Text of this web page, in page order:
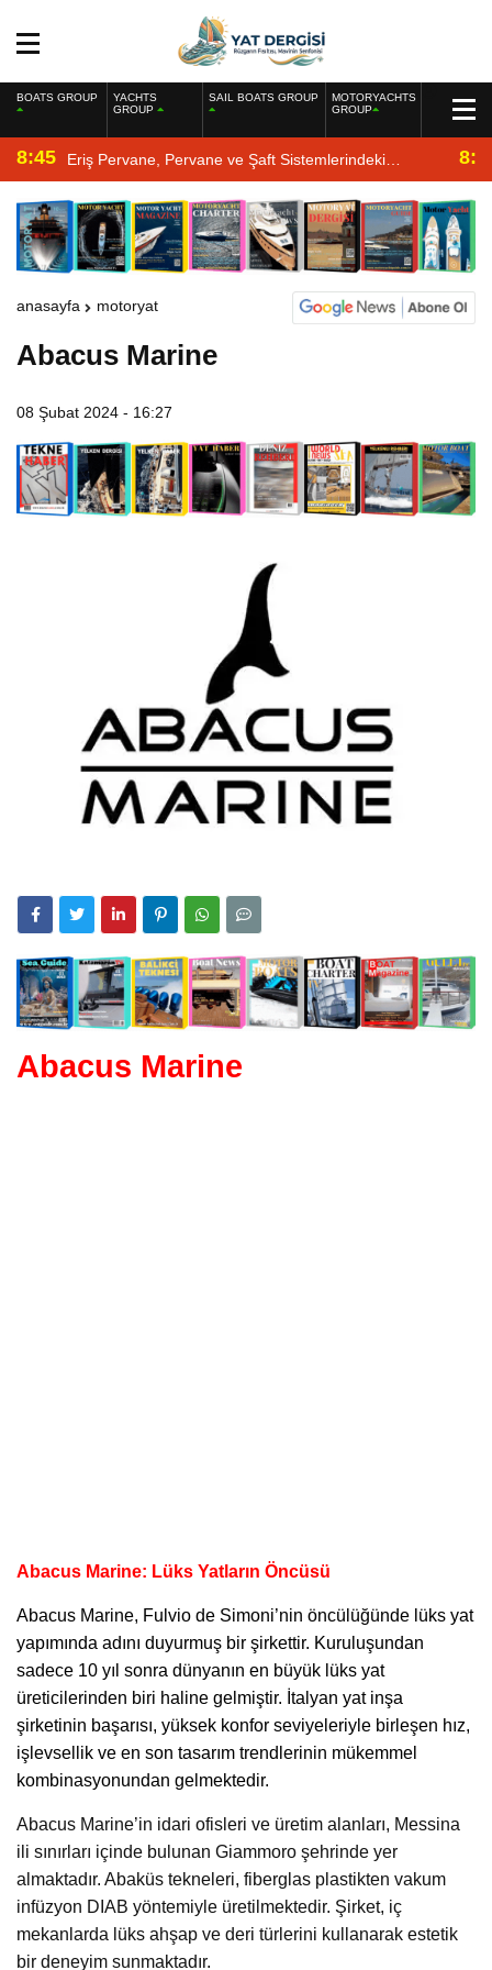
BOATS GROUP
YACHTS
GROUP
SAIL BOATS GROUP
MOTORYACHTS
GROUP
8:45 Eriş Pervane, Pervane ve Şaft Sistemlerindeki
Uzmanlığıyla Yat Dergisi’nde
anasayfa motoryat
Abacus Marine
08 Şubat 2024 - 16:27
Abacus Marine
Abacus Marine: Lüks Yatların Öncüsü
Abacus Marine, Fulvio de Simoni’nin öncülüğünde lüks yat
yapımında adını duyurmuş bir şirkettir. Kuruluşundan
sadece 10 yıl sonra dünyanın en büyük lüks yat
üreticilerinden biri haline gelmiştir. İtalyan yat inşa
şirketinin başarısı, yüksek konfor seviyeleriyle birleşen hız,
işlevsellik ve en son tasarım trendlerinin mükemmel
kombinasyonundan gelmektedir.
Abacus Marine’in idari ofisleri ve üretim alanları, Messina
ili sınırları içinde bulunan Giammoro şehrinde yer
almaktadır. Abaküs tekneleri, fiberglas plastikten vakum
infüzyon DIAB yöntemiyle üretilmektedir. Şirket, iç
mekanlarda lüks ahşap ve deri türlerini kullanarak estetik
bir deneyim sunmaktadır.